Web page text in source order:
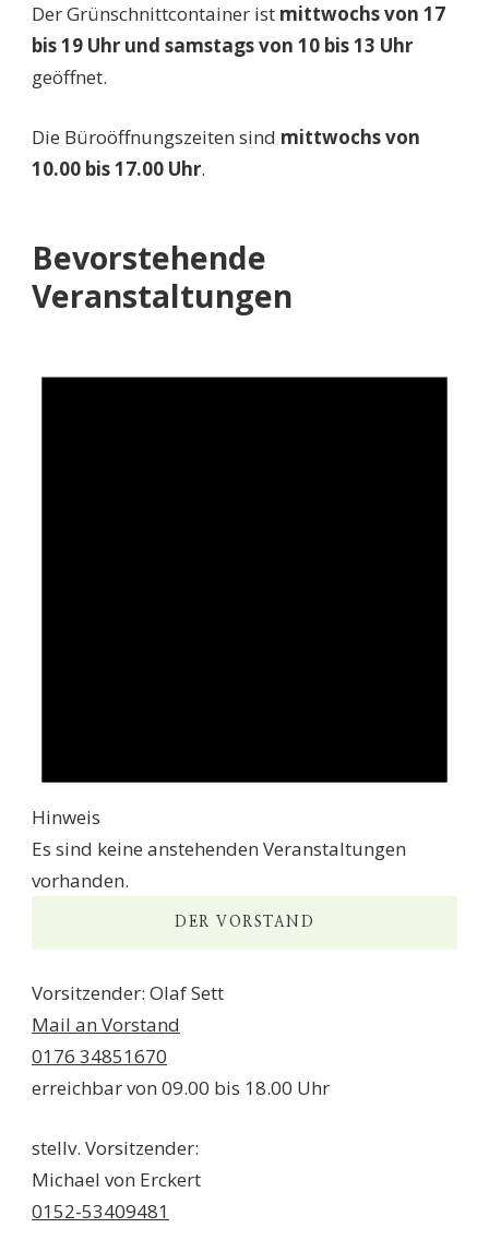
Der Grünschnittcontainer ist mittwochs von 17
bis 19 Uhr und samstags von 10 bis 13 Uhr
geöffnet.
Die Büroöffnungszeiten sind mittwochs von
10.00 bis 17.00 Uhr.
Bevorstehende
Veranstaltungen
Hinweis
Es sind keine anstehenden Veranstaltungen
vorhanden.
DER VORSTAND
Vorsitzender: Olaf Sett
Mail an Vorstand
0176 34851670
erreichbar von 09.00 bis 18.00 Uhr
stellv. Vorsitzender:
Michael von Erckert
0152-53409481